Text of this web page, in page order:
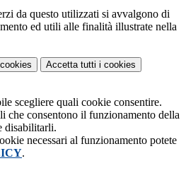
da questo utilizzati si avvalgono di
ed utili alle finalità illustrate nella
Accetta tutti i cookies
scegliere quali cookie consentire.
che consentono il funzionamento della
disabilitarli.
necessari al funzionamento potete
.